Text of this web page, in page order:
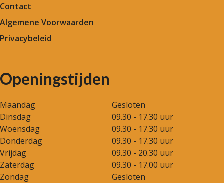
Contact
Algemene Voorwaarden
Privacybeleid
Openingstijden
Maandag
Gesloten
Dinsdag
09.30 - 17.30 uur
Woensdag
09.30 - 17.30 uur
Donderdag
09.30 - 17.30 uur
Vrijdag
09.30 - 20.30 uur
Zaterdag
09.30 - 17.00 uur
Zondag
Gesloten